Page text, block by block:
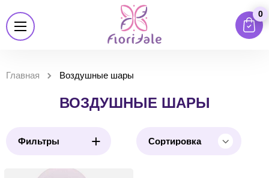
0
Главная Воздушные шары
ВОЗДУШНЫЕ ШАРЫ
Фильтры + Сортировка